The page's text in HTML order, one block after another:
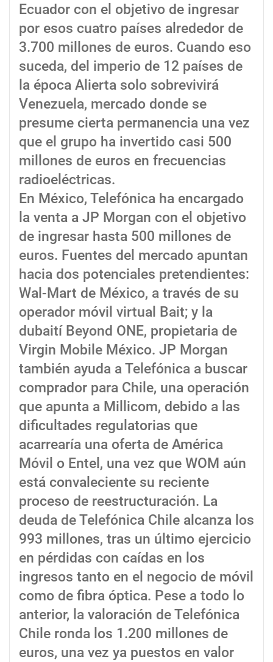
Ecuador con el objetivo de ingresar
por esos cuatro países alrededor de
3.700 millones de euros. Cuando eso
suceda, del imperio de 12 países de
la época Alierta solo sobrevivirá
Venezuela, mercado donde se
presume cierta permanencia una vez
que el grupo ha invertido casi 500
millones de euros en frecuencias
radioeléctricas.
En México, Telefónica ha encargado
la venta a JP Morgan con el objetivo
de ingresar hasta 500 millones de
euros. Fuentes del mercado apuntan
hacia dos potenciales pretendientes:
Wal-Mart de México, a través de su
operador móvil virtual Bait; y la
dubaití Beyond ONE, propietaria de
Virgin Mobile México. JP Morgan
también ayuda a Telefónica a buscar
comprador para Chile, una operación
que apunta a Millicom, debido a las
dificultades regulatorias que
acarrearía una oferta de América
Móvil o Entel, una vez que WOM aún
está convaleciente su reciente
proceso de reestructuración. La
deuda de Telefónica Chile alcanza los
993 millones, tras un último ejercicio
en pérdidas con caídas en los
ingresos tanto en el negocio de móvil
como de fibra óptica. Pese a todo lo
anterior, la valoración de Telefónica
Chile ronda los 1.200 millones de
euros, una vez ya puestos en valor